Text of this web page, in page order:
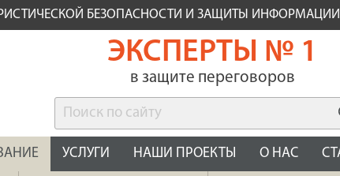
БЕЗОПАСНОСТИ И ЗАЩИТЫ ИНФОРМАЦИИ
ЭКСПЕРТЫ № 1
в защите переговоров
УСЛУГИ НАШИ ПРОЕКТЫ О НАС